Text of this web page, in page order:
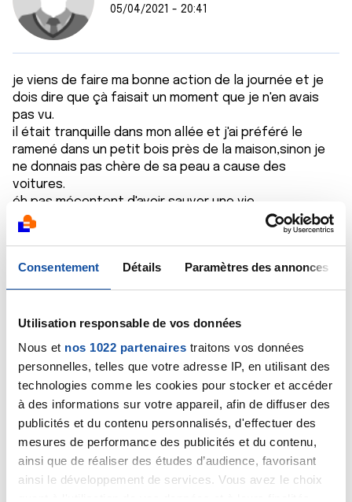
Consentement Détails Paramètres des annonces
Utilisation responsable de vos données
Nous et nos 1022 partenaires traitons vos données
personnelles, telles que votre adresse IP, en utilisant des
technologies comme les cookies pour stocker et accéder
à des informations sur votre appareil, afin de diffuser des
publicités et du contenu personnalisés, d'effectuer des
mesures de performance des publicités et du contenu,
ainsi que de réaliser des études d’audience, favorisant
ainsi le développement de services. Vous avez le choix
05/04/2021 - 20:41
je viens de faire ma bonne action de la journée et je
dois dire que çà faisait un moment que je n'en avais
pas vu.
il était tranquille dans mon allée et j'ai préféré le
ramené dans un petit bois près de la maison,sinon je
ne donnais pas chère de sa peau a cause des
voitures.
éh pas mécontent d'avoir sauver une vie.
bon je vous laisse découvrir la bête......
Lodye
05/04/2021 - 21:04
Coucou Rob ! Hé bien oui ! Tu en profiteras des
prochains millésimes et il y a plutôt intérêt !! Je sais
que tu ne lâcheras pas l’affaire comme ça ! Je connais